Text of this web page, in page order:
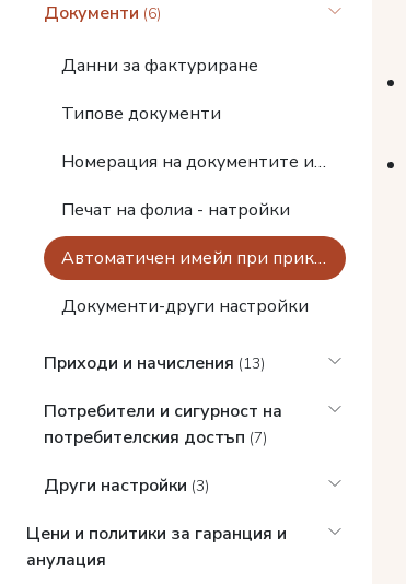
Документи (6)
Данни за фактуриране
Типове документи
Номерация на документите и срок на плащане за приключените фолиа
Печат на фолиа - натройки
Автоматичен имейл при приключване на фолио
Документи-други настройки
Приходи и начисления (13)
Потребители и сигурност на
потребителския достъп (7)
Други настройки (3)
Цени и политики за гаранция и
анулация